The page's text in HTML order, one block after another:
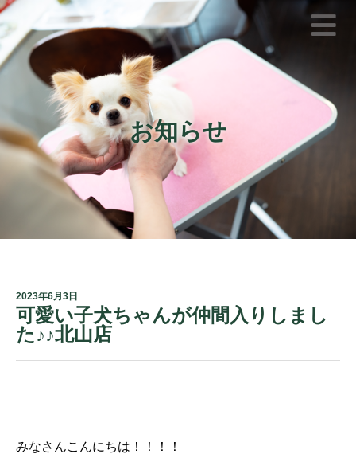
お知らせ
2023年6月3日
可愛い子犬ちゃんが仲間入りしまし
た♪♪北山店
みなさんこんにちは！！！！